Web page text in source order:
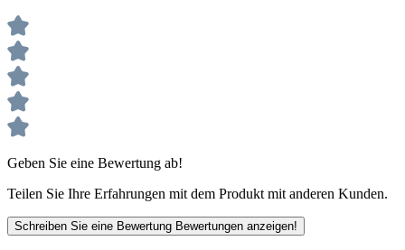
Geben Sie eine Bewertung ab!
Teilen Sie Ihre Erfahrungen mit dem Produkt mit anderen Kunden.
Schreiben Sie eine Bewertung Bewertungen anzeigen!